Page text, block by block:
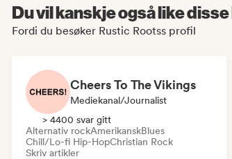
Du vil kanskje også like
Fordi du besøker Rustic Rootss profil
Cheers To The Vikings
Mediekanal/journalist
> 4400 svar gitt
Alternativ rockAmerikanskBlues
Chill/Lo-fi Hip-HopChristian Rock
Skriv artikler